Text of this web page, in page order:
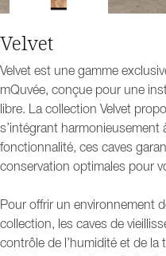
Velvet
Velvet est une gamme
mQuvée, conçue pour une
libre. La collection Velvet
s’intégrant harmonieusement
fonctionnalité, ces caves
conservation optimales pour
Pour offrir un environnement
collection, les caves de
contrôle de l’humidité et de la